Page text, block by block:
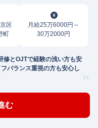
区
町
月給25万6000円～
30万2000円
とOJTで経験の浅い方も安
バランス重視の方も安心し
む